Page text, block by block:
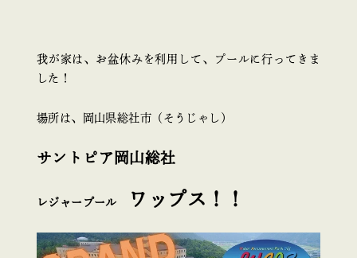
我が家は、お盆休みを利用して、プールに行ってきま
した！
場所は、岡山県総社市（そうじゃし）
サントピア岡山総社
レジャープール ワップス！！